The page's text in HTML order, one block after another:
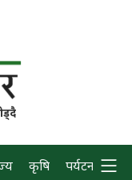
कृषि पर्यटन प्रवास